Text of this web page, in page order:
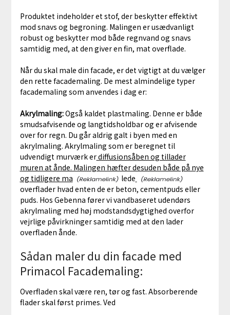
Produktet indeholder et stof, der beskytter effektivt
mod snavs og begroning. Malingen er usædvanligt
robust og beskytter mod både regnvand og snavs
samtidig med, at den giver en fin, mat overflade.
Når du skal male din facade, er det vigtigt at du vælger
den rette facademaling. De mest almindelige typer
facademaling som anvendes i dag er:
Akrylmaling:Også kaldet plastmaling. Denne er både
smudsafvisende og langtidsholdbar og er afvisende
over for regn. Du går aldrig galt i byen med en
akrylmaling. Akrylmaling som er beregnet til
udvendigt murværk erdiffusionsåben og tillader
muren at ånde. Malingen hæfter desuden både på nye
og tidligere ma
lede
overflader hvad enten de er beton, cementpuds eller
puds. Hos Gebenna fører vi vandbaseret udendørs
akrylmaling med høj modstandsdygtighed overfor
vejrlige påvirkninger samtidig med at den lader
overfladen ånde.
Sådan maler du din facade med
Primacol Facademaling:
Overfladen skal være ren, tør og fast. Absorberende
flader skal først primes. Ved